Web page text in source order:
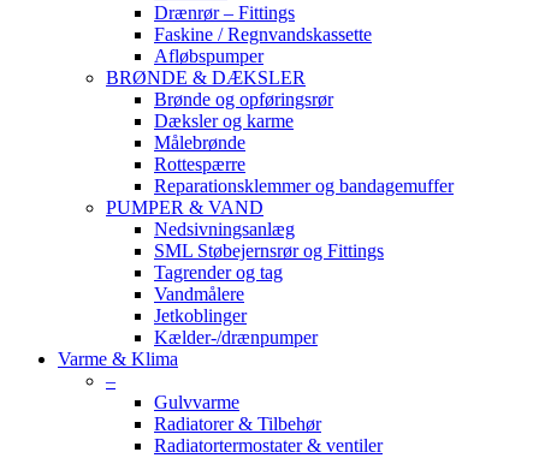
Drænrør – Fittings
Faskine / Regnvandskassette
Afløbspumper
BRØNDE & DÆKSLER
Brønde og opføringsrør
Dæksler og karme
Målebrønde
Rottespærre
Reparationsklemmer og bandagemuffer
PUMPER & VAND
Nedsivningsanlæg
SML Støbejernsrør og Fittings
Tagrender og tag
Vandmålere
Jetkoblinger
Kælder-/drænpumper
Varme & Klima
–
Gulvvarme
Radiatorer & Tilbehør
Radiatortermostater & ventiler